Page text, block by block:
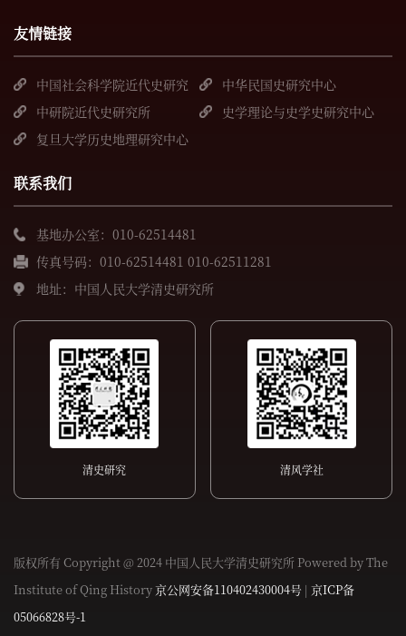
友情链接
中国社会科学院近代史研究
所
中华民国史研究中心
中研院近代史研究所
史学理论与史学史研究中心
复旦大学历史地理研究中心
联系我们
基地办公室：010-62514481
传真号码：010-62514481 010-62511281
地址：中国人民大学清史研究所
清史研究 清风学社
版权所有 Copyright @ 2024 中国人民大学清史研究所 Powered by The
Institute of Qing History京公网安备110402430004号 | 京ICP备
05066828号-1